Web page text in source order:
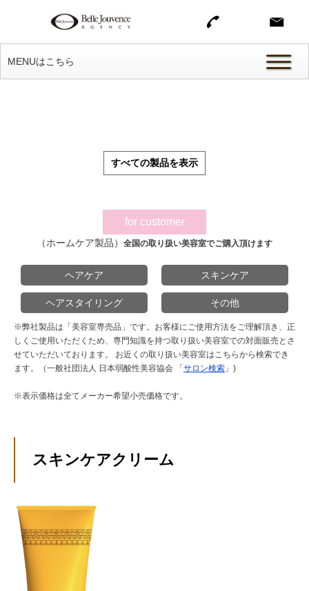
MENUはこちら
すべての製品を表示
for customer
（ホームケア製品） 全国の取り扱い美容室でご購入頂けます
ヘアケア スキンケア
ヘアスタイリング その他
※弊社製品は「美容室専売品」です。お客様にご使用方法をご理解頂き、正
しくご使用いただくため、専門知識を持つ取り扱い美容室での対面販売とさ
せていただいております。
お近くの取り扱い美容室はこちらから検索でき
ます。（一般社団法人 日本弱酸性美容協会 「 サロン検索 」)
※表示価格は全てメーカー希望小売価格です。
スキンケアクリーム